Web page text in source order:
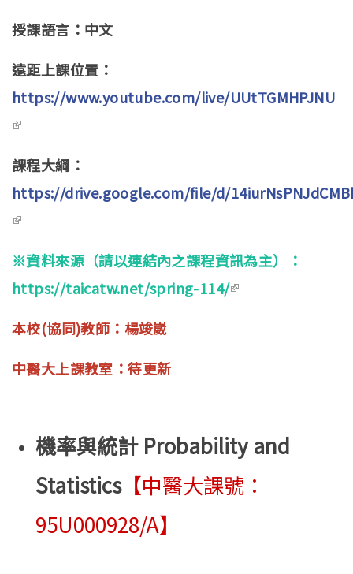
授課語言：中文
遠距上課位置：
https://www.youtube.com/live/UUtTGMHPJNU
(link is external)
課程大綱：
https://drive.google.com/file/d/
(link is external)
※資料來源（請以連結內之課程資訊為主）：
https://taicatw.net/spring-114/(link is external)
本校(協同)教師：楊竣崴
中醫大上課教室：待更新
機率與統計 Probability and
Statistics【中醫大課號：
95U000928/A】